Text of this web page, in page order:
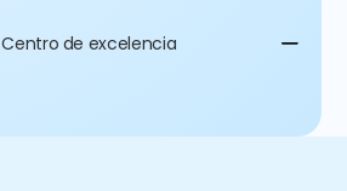
Centro de excelencia